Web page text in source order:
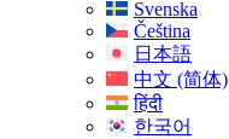
Svenska
Čeština
日本語
中文 (简体)
हिंदी
한국어